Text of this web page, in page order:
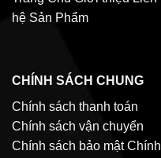
hệ Sản Phẩm
CHÍNH SÁCH CHUNG
Chính sách thanh toán
Chính sách vận chuyển
Chính sách bảo mật Chính